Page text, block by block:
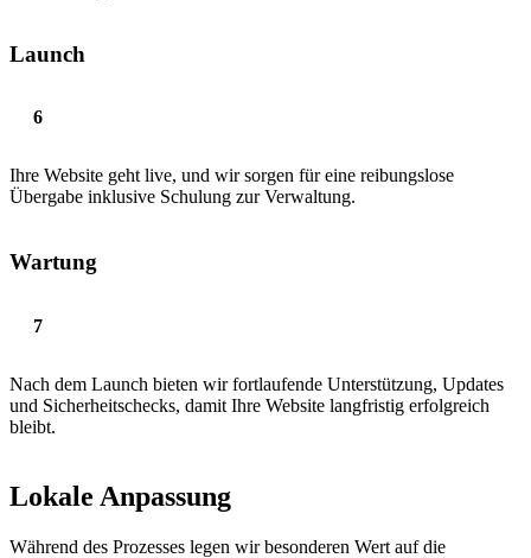
Launch
Ihre Website geht live, und wir sorgen für eine reibungslose
Übergabe inklusive Schulung zur Verwaltung.
Wartung
Nach dem Launch bieten wir fortlaufende Unterstützung, Updates
und Sicherheitschecks, damit Ihre Website langfristig erfolgreich
bleibt.
Lokale Anpassung
Während des Prozesses legen wir besonderen Wert auf die